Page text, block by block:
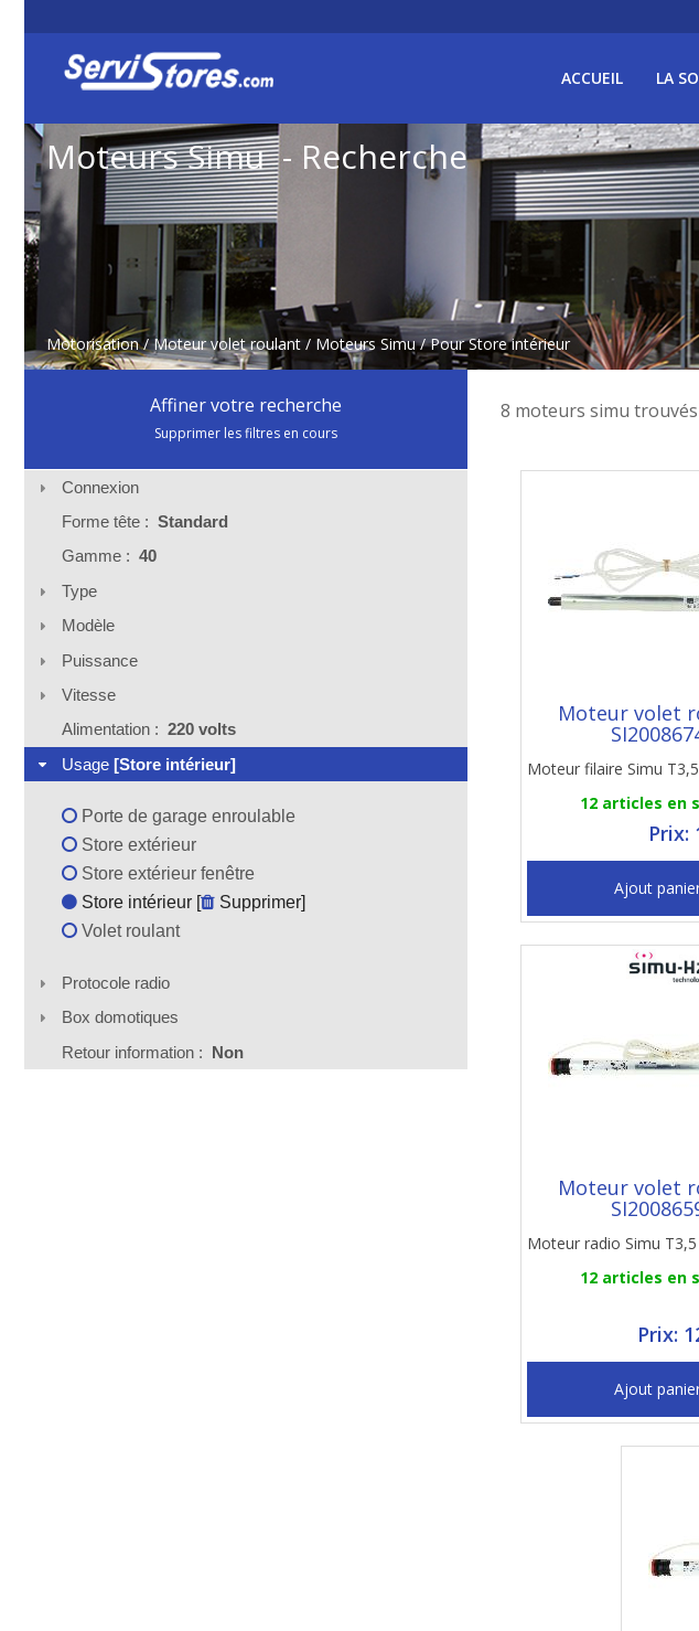
ACCUEIL LA
Moteurs Simu - Recherche
Motorisation /Moteur volet roulant / Moteurs Simu / Pour Store intérieur
Affiner votre recherche
Supprimer les filtres en cours
Connexion
Forme tête : Standard
Gamme : 40
Type
Modèle
Puissance
Vitesse
Alimentation : 220 volts
Usage [Store intérieur]
Porte de garage enroulable
Store extérieur
Store extérieur fenêtre
Store intérieur [
Supprimer]
Volet roulant
Protocole radio
Box domotiques
Retour information : Non
8 moteurs simu trouvés
Moteur volet
Moteur filaire Simu
12 articles en
Prix:
Ajout
Moteur volet
Moteur radio Simu
12 articles en
Prix:
Ajout